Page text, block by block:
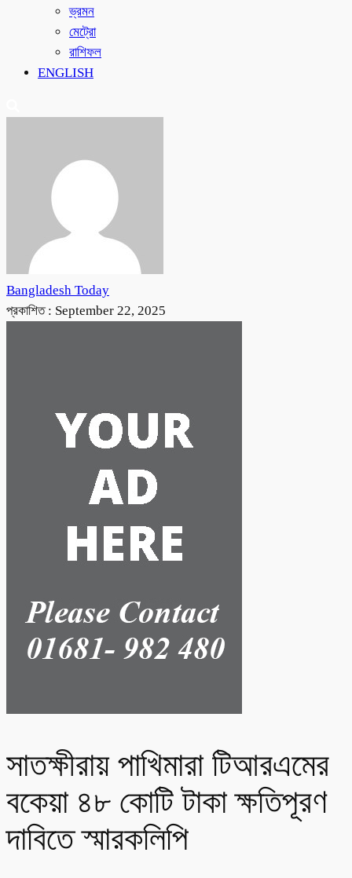
ভ্রমন
মেট্রো
রাশিফল
ENGLISH
Bangladesh Today
প্রকাশিত : September 22, 2025
সাতক্ষীরায় পাখিমারা টিআরএমের
বকেয়া ৪৮ কোটি টাকা ক্ষতিপূরণ
দাবিতে স্মারকলিপি